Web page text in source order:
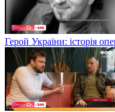
Герой України: історія